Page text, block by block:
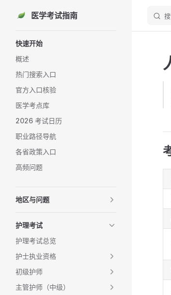
Skip to content
医学考试指南
快速开始
概述
热门搜索入口
官方入口核验
医学考点库
2026 考试日历
职业路径导航
各省政策入口
高频问题
地区与问题
护理考试
护理考试总览
护士执业资格
初级护师
主管护师（中级）